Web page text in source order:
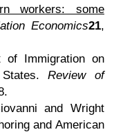
workers: some
Economics21,
of Immigration on
Review of
andWright
and American